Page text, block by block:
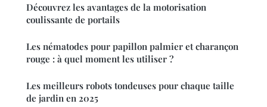
Découvrez les avantages de la motorisation
coulissante de portails
Les nématodes pour papillon palmier et charançon
rouge : à quel moment les utiliser ?
Les meilleurs robots tondeuses pour chaque taille
de jardin en 2025